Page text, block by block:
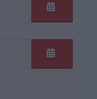
Ανοίξτε
Ανοίξτε